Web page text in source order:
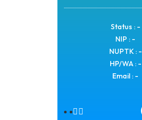
Status : -
NIP : -
NUPTK : -
HP/WA : -
Email : -